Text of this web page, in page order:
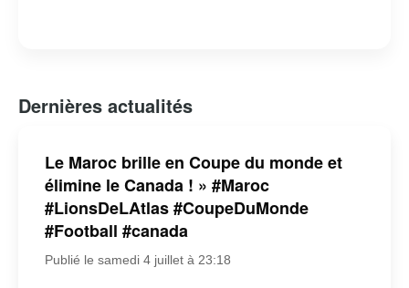
Dernières actualités
Le Maroc brille en Coupe du monde et
élimine le Canada ! » #Maroc
#LionsDeLAtlas #CoupeDuMonde
#Football #canada
Publié le samedi 4 juillet à 23:18